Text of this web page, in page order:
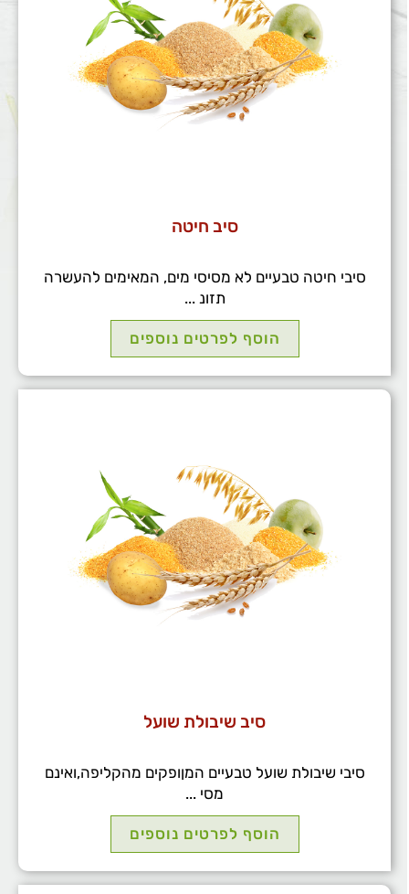
סיב חיטה
סיבי חיטה טבעיים לא מסיסי מים, המאימים להעשרה
תזונ ...
הוסף לפרטים נוספים
סיב שיבולת שועל
סיבי שיבולת שועל טבעיים המןופקים מהקליפה,ואינם
מסי ...
הוסף לפרטים נוספים